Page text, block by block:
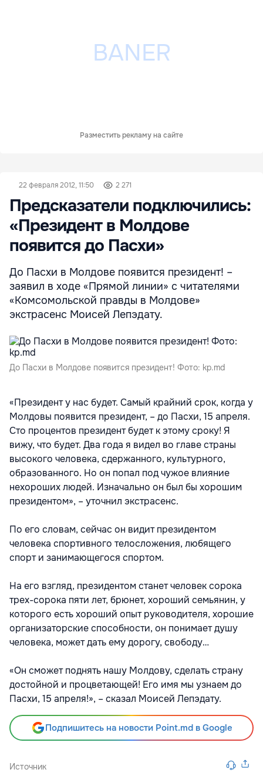
Разместить рекламу на сайте
22 февраля 2012, 11:50 2 271
Предсказатели подключились:
«Президент в Молдове
появится до Пасхи»
До Пасхи в Молдове появится президент! –
заявил в ходе «Прямой линии» с читателями
«Комсомольской правды в Молдове»
экстрасенс Моисей Лепэдату.
До Пасхи в Молдове появится президент! Фото: kp.md
«Президент у нас будет. Самый крайний срок, когда у
Молдовы появится президент, – до Пасхи, 15 апреля.
Сто процентов президент будет к этому сроку! Я
вижу, что будет. Два года я видел во главе страны
высокого человека, сдержанного, культурного,
образованного. Но он попал под чужое влияние
нехороших людей. Изначально он был бы хорошим
президентом», – уточнил экстрасенс.
По его словам, сейчас он видит президентом
человека спортивного телосложения, любящего
спорт и занимающегося спортом.
На его взгляд, президентом станет человек сорока
трех-сорока пяти лет, брюнет, хороший семьянин, у
которого есть хороший опыт руководителя, хорошие
организаторские способности, он понимает душу
человека, может дать ему дорогу, свободу…
«Он сможет поднять нашу Молдову, сделать страну
достойной и процветающей! Его имя мы узнаем до
Пасхи, 15 апреля!», – сказал Моисей Лепэдату.
Подпишитесь на новости Point.md в Google
Источник